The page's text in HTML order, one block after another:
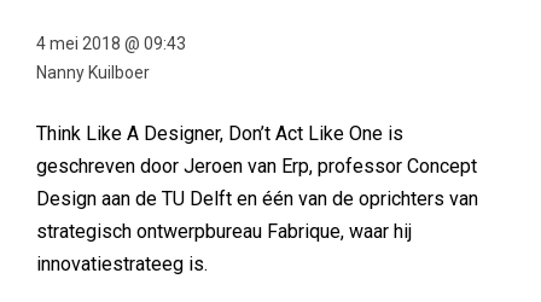
4 mei 2018 @ 09:43
Nanny Kuilboer
Think Like A Designer, Don’t Act Like One is
geschreven door Jeroen van Erp, professor Concept
Design aan de TU Delft en één van de oprichters van
strategisch ontwerpbureau Fabrique, waar hij
innovatiestrateeg is.